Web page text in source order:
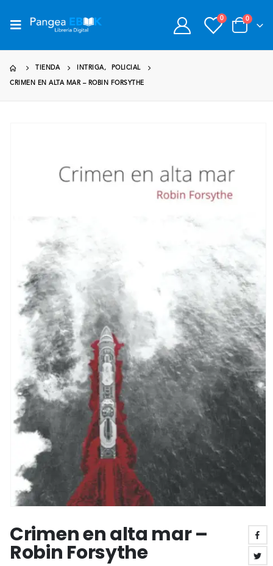
0 0
TIENDA INTRIGA, POLICIAL
CRIMEN EN ALTA MAR – ROBIN FORSYTHE
Crimen en alta mar –
Robin Forsythe